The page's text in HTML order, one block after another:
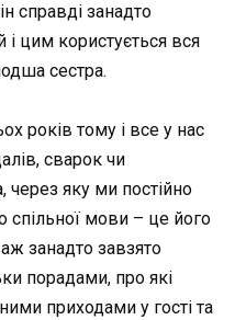
справді занадто
і цим користується вся
сестра.
років тому і все у нас
сварок чи
через яку ми постійно
спільної мови – це його
занадто завзято
порадами, про які
приходами у гості та